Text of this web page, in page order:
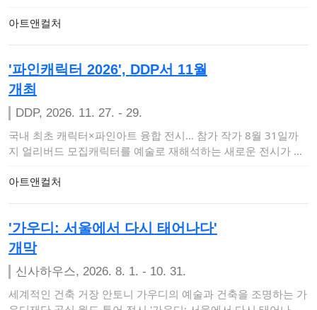
아트앤컬처
'파인캐릭터 2026', DDP서 11월
개최
DDP, 2026. 11. 27. - 29.
국내 최초 캐릭터×파인아트 융합 전시… 참가 작가 8월 31일까
지 얼리버드 모집캐릭터를 예술로 재해석하는 새로운 전시가 찾
아트앤컬처
'가우디: 서울에서 다시 태어나다'
개막
신사하우스, 2026. 8. 1. - 10. 31.
세계적인 건축 거장 안토니 가우디의 예술과 건축을 조명하는 가